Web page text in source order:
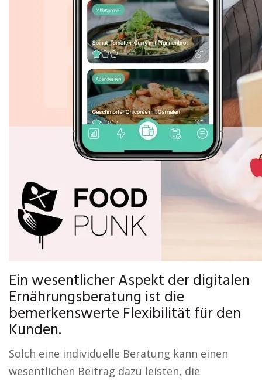
Ein wesentlicher Aspekt der digitalen
Ernährungsberatung ist die
bemerkenswerte Flexibilität für den
Kunden.
Solch eine individuelle Beratung kann einen
wesentlichen Beitrag dazu leisten, die